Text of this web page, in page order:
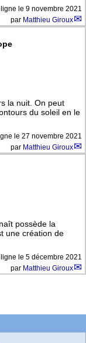
le 9 novembre 2021
par Matthieu Giroux
la nuit. On peut
du soleil en le
le 27 novembre 2021
par Matthieu Giroux
possède la
une création de
le 5 décembre 2021
par Matthieu Giroux